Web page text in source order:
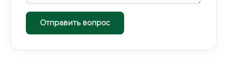
Отправить вопрос